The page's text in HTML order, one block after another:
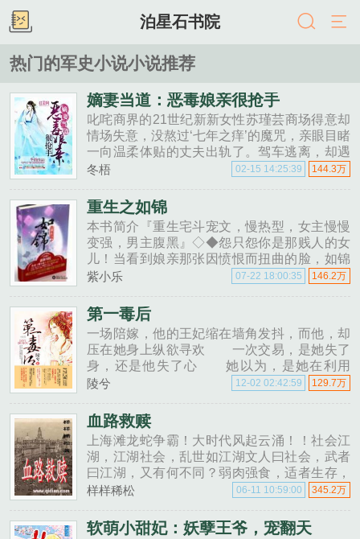
泊星石书院
热门的军史小说小说推荐
嫡妻当道：恶毒娘亲很抢手
叱咤商界的21世纪新新女性苏瑾芸商场得意却
情场失意，没熬过‘七年之痒’的魔咒，亲眼目睹
一向温柔体贴的丈夫出轨了。驾车逃离，却遇
上了一场拐角的相撞，将她撞入了另外一个世
被夫君待见的‘恶毒妇’！恶......
冬梧 144.3万
02-15 14:25:39
重生之如锦
本书简介『重生宅斗宠文，慢热型，女主慢慢
变强，男主腹黑』◇◆怨只怨你是那贱人的女
儿！当看到娘亲那张因愤恨而扭曲的脸，如锦
才知，敬爱了十八年的娘亲不是亲的，亲近了
紫小乐 146.2万
07-22 18:00:35
第一毒后
一场陪嫁，他的王妃缩在墙角发抖，而他，却
压在她身上纵欲寻欢 一次交易，是她失了
身，还是他失了心 她以为，是她在利用
他，到头来，她才是他的棋子 她害死了千
双腿尽废，却被他下了媚药，当做贡......
陵兮 129.7万
12-02 02:42:59
血路救赎
上海滩龙蛇争霸！大时代风起云涌！！社会江
湖，江湖社会，乱世如江湖文人曰社会，武者
曰江湖，又有何不同？弱肉强食，适者生存，
除了不断强大又有何途？一九零二年，一个新
天钦派的法......
样样稀松 345.2万
06-11 10:59:00
软萌小甜妃：妖孽王爷，宠翻天